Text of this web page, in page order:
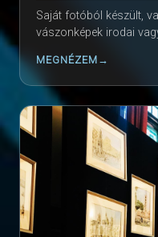
Saját fotóból készült,
vászonképek irodai
MEGNÉZEM